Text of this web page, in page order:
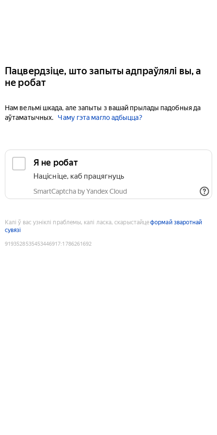
Пацвердзіце, што запыты адпраўлялі вы, а
не робат
Нам вельмі шкада, але запыты з вашай прылады падобныя да
аўтаматычных.
Чаму гэта магло адбыцца?
Я не робат
Націсніце, каб працягнуць
SmartCaptcha by Yandex Cloud
Калі ў вас узніклі праблемы, калі ласка, скарыстайцеформай зваротнай
сувязі
9193528535453446917:1786261692